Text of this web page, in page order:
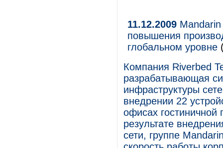
11.12.2009
повышения
глобальном уровне
Компания Riverbed
разрабатывающая
инфраструктуры
внедрении 22
офисах
результате
сети, группе